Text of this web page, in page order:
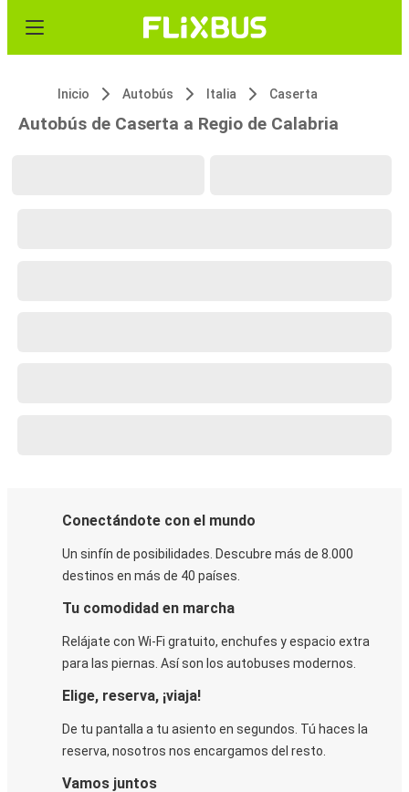
Inicio Autobús Italia Caserta
Autobús de Caserta a Regio de Calabria
Conectándote con el mundo
Un sinfín de posibilidades. Descubre más de 8.000
destinos en más de 40 países.
Tu comodidad en marcha
Relájate con Wi-Fi gratuito, enchufes y espacio extra
para las piernas. Así son los autobuses modernos.
Elige, reserva, ¡viaja!
De tu pantalla a tu asiento en segundos. Tú haces la
reserva, nosotros nos encargamos del resto.
Vamos juntos